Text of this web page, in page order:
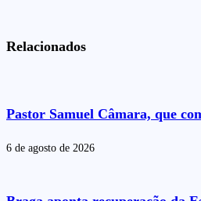
Relacionados
Pastor Samuel Câmara, que
6 de agosto de 2026